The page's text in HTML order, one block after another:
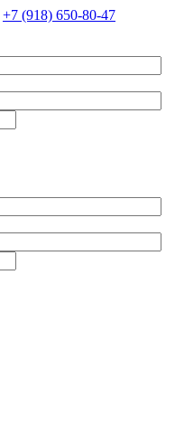
+7 (918) 650-80-47